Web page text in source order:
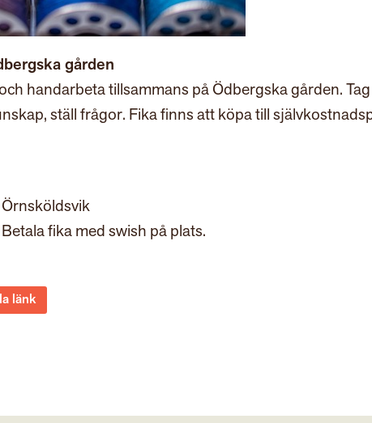
gården
handarbeta tillsammans på Ödbergska gården.
ställ frågor. Fika finns att köpa till
fika med swish på plats.
länk